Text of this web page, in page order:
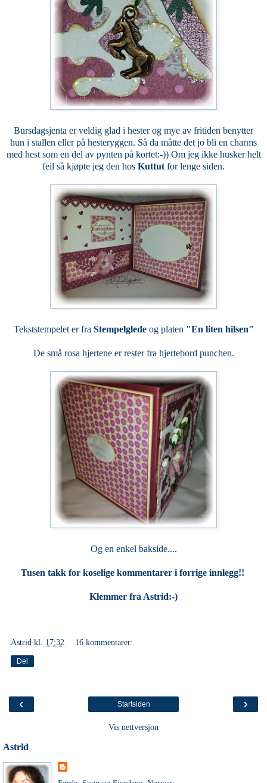
Bursdagsjenta er veldig glad i hester og mye av fritiden benytter
hun i stallen eller på hesteryggen. Så da måtte det jo bli en charms
med hest som en del av pynten på kortet:-)) Om jeg ikke husker helt
feil så kjøpte jeg den hos Kuttut for lenge siden.
Tekststempelet er fra Stempelgledeog platen "En liten hilsen"
De små rosa hjertene er rester fra hjertebord punchen.
Og en enkel bakside....
Tusen takk for koselige kommentarer i forrige innlegg!!
Klemmer fra Astrid:-)
Astrid kl. 17:32 16 kommentarer:
Del
‹ ›
Startsiden
Vis nettversjon
Astrid